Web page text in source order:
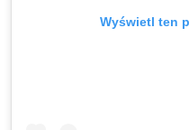
Wyświetl ten